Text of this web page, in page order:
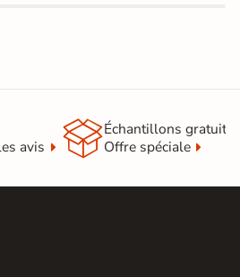
avis
Échantillons gratuit
Offre spéciale